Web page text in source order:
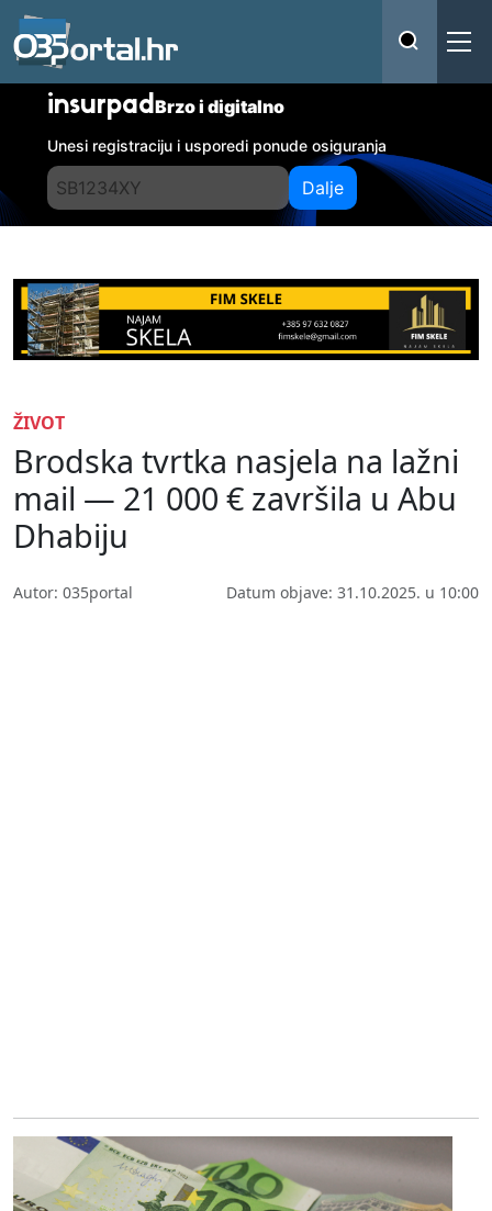
insurpadBrzo i digitalno
Unesi registraciju i usporedi ponude osiguranja
Dalje
ŽIVOT
Brodska tvrtka nasjela na lažni
mail — 21 000 € završila u Abu
Dhabiju
Autor: 035portal Datum objave: 31.10.2025. u 10:00